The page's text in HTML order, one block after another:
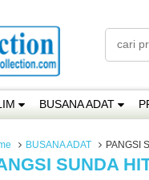
BUSANA ADAT
BUSANA ADAT PANGSI
SUNDA